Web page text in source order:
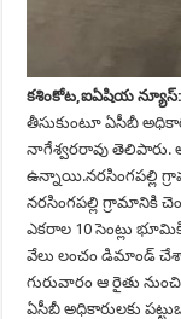
కశింకోట,ఐఏషియ
తీసుకుంటూ ఏసీబీ
నాగేశ్వరరావు
ఉన్నాయి.నరసింగపల్లి
నరసింగపల్లి గ్రామానికి
ఎకరాల 10 సెంట్లు
వేలు లంచం డిమాండ్
గురువారం ఆ రైతు
ఏసీబీ అధికారులకు